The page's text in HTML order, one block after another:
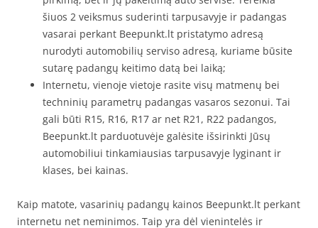
šiuos 2 veiksmus suderinti tarpusavyje ir padangas
vasarai perkant Beepunkt.lt pristatymo adresą
nurodyti automobilių serviso adresą, kuriame būsite
sutarę padangų keitimo datą bei laiką;
Internetu, vienoje vietoje rasite visų matmenų bei
techninių parametrų padangas vasaros sezonui. Tai
gali būti R15, R16, R17 ar net R21, R22 padangos,
Beepunkt.lt parduotuvėje galėsite išsirinkti Jūsų
automobiliui tinkamiausias tarpusavyje lyginant ir
klases, bei kainas.
Kaip matote, vasarinių padangų kainos Beepunkt.lt perkant
internetu net neminimos. Taip yra dėl vienintelės ir